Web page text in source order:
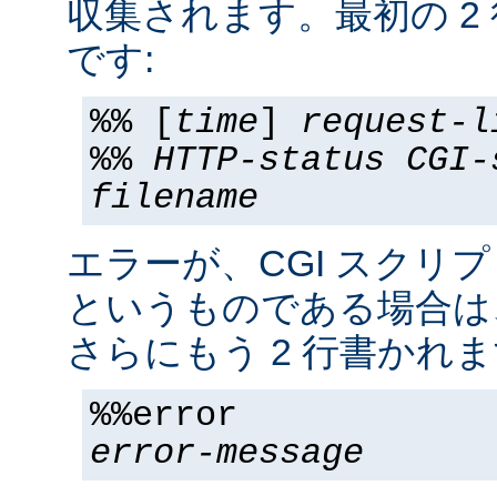
収集されます。最初の 2
です:
%% [ time] request-
%% HTTP-status
filename
エラーが、CGI スクリ
というものである場合
さらにもう 2 行書かれ
%%error
error-message